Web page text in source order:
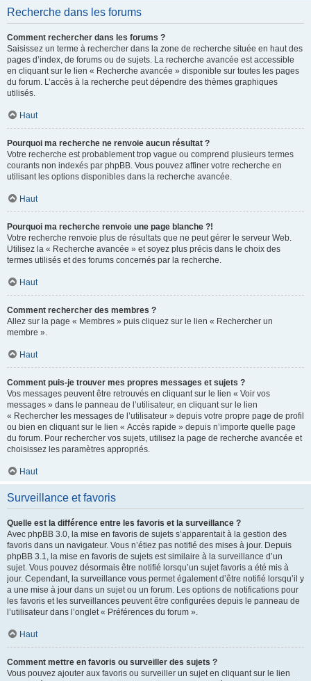
Recherche dans les forums
Comment rechercher dans les forums ?
Saisissez un terme à rechercher dans la zone de recherche située en haut des
pages d’index, de forums ou de sujets. La recherche avancée est accessible
en cliquant sur le lien « Recherche avancée » disponible sur toutes les pages
du forum. L’accès à la recherche peut dépendre des thèmes graphiques
utilisés.
Haut
Pourquoi ma recherche ne renvoie aucun résultat ?
Votre recherche est probablement trop vague ou comprend plusieurs termes
courants non indexés par phpBB. Vous pouvez affiner votre recherche en
utilisant les options disponibles dans la recherche avancée.
Haut
Pourquoi ma recherche renvoie une page blanche ?!
Votre recherche renvoie plus de résultats que ne peut gérer le serveur Web.
Utilisez la « Recherche avancée » et soyez plus précis dans le choix des
termes utilisés et des forums concernés par la recherche.
Haut
Comment rechercher des membres ?
Allez sur la page « Membres » puis cliquez sur le lien « Rechercher un
membre ».
Haut
Comment puis-je trouver mes propres messages et sujets ?
Vos messages peuvent être retrouvés en cliquant sur le lien « Voir vos
messages » dans le panneau de l’utilisateur, en cliquant sur le lien
« Rechercher les messages de l’utilisateur » depuis votre propre page de profil
ou bien en cliquant sur le lien « Accès rapide » depuis n’importe quelle page
du forum. Pour rechercher vos sujets, utilisez la page de recherche avancée et
choisissez les paramètres appropriés.
Haut
Surveillance et favoris
Quelle est la différence entre les favoris et la surveillance ?
Avec phpBB 3.0, la mise en favoris de sujets s’apparentait à la gestion des
favoris dans un navigateur. Vous n’étiez pas notifié des mises à jour. Depuis
phpBB 3.1, la mise en favoris de sujets est similaire à la surveillance d’un
sujet. Vous pouvez désormais être notifié lorsqu’un sujet favoris a été mis à
jour. Cependant, la surveillance vous permet également d’être notifié lorsqu’il y
a une mise à jour dans un sujet ou un forum. Les options de notifications pour
les favoris et les surveillances peuvent être configurées depuis le panneau de
l’utilisateur dans l’onglet « Préférences du forum ».
Haut
Comment mettre en favoris ou surveiller des sujets ?
Vous pouvez ajouter aux favoris ou surveiller un sujet en cliquant sur le lien